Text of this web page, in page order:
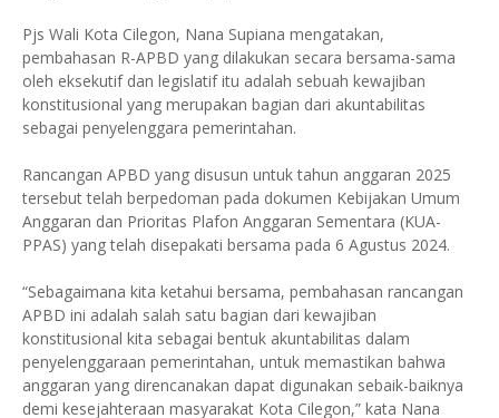
Pjs Wali Kota Cilegon, Nana Supiana mengatakan,
pembahasan R-APBD yang dilakukan secara bersama-sama
oleh eksekutif dan legislatif itu adalah sebuah kewajiban
konstitusional yang merupakan bagian dari akuntabilitas
sebagai penyelenggara pemerintahan.
Rancangan APBD yang disusun untuk tahun anggaran 2025
tersebut telah berpedoman pada dokumen Kebijakan Umum
Anggaran dan Prioritas Plafon Anggaran Sementara (KUA-
PPAS) yang telah disepakati bersama pada 6 Agustus 2024.
“Sebagaimana kita ketahui bersama, pembahasan rancangan
APBD ini adalah salah satu bagian dari kewajiban
konstitusional kita sebagai bentuk akuntabilitas dalam
penyelenggaraan pemerintahan, untuk memastikan bahwa
anggaran yang direncanakan dapat digunakan sebaik-baiknya
demi kesejahteraan masyarakat Kota Cilegon,” kata Nana